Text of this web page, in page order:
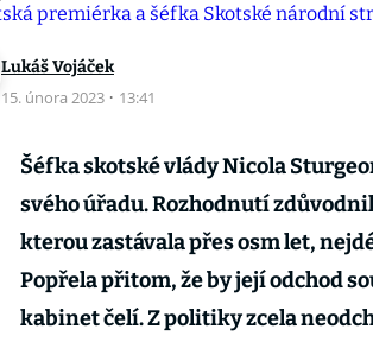
Lukáš Vojáček
15. února 2023 · 13:41
Šéfka skotské vlády Nicola
svého úřadu. Rozhodnutí
kterou zastávala přes osm let,
Popřela přitom, že by její odchod
kabinet čelí. Z politiky zcela